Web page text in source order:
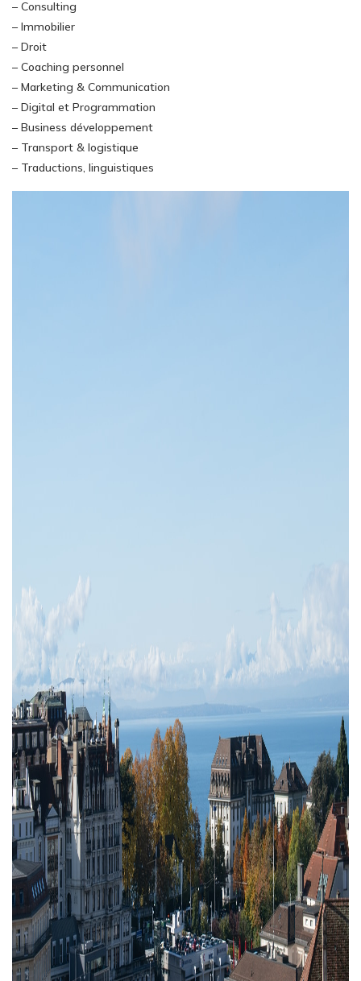
– Consulting
– Immobilier
– Droit
– Coaching personnel
– Marketing & Communication
– Digital et Programmation
– Business développement
– Transport & logistique
– Traductions, linguistiques